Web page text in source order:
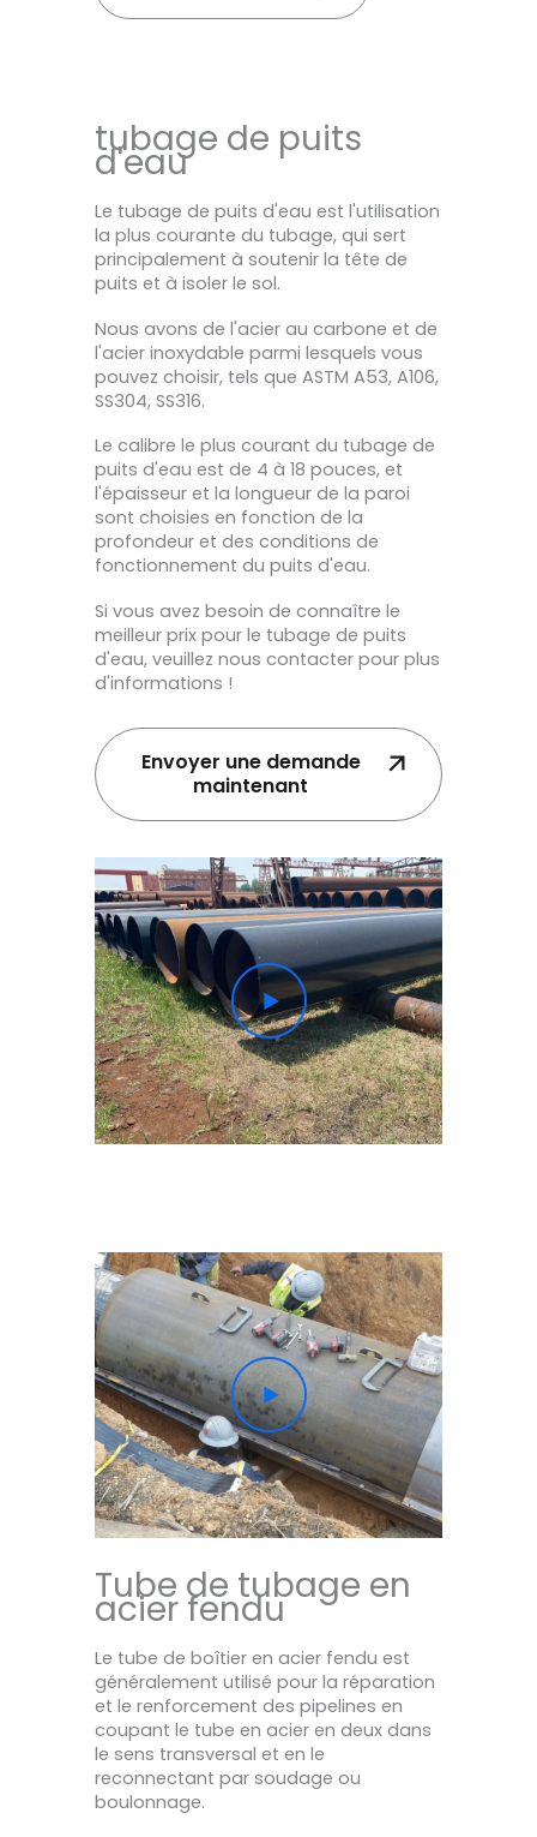
tubage de puits
d'eau
Le tubage de puits d'eau est l'utilisation
la plus courante du tubage, qui sert
principalement à soutenir la tête de
puits et à isoler le sol.
Nous avons de l'acier au carbone et de
l'acier inoxydable parmi lesquels vous
pouvez choisir, tels que ASTM A53, A106,
SS304, SS316.
Le calibre le plus courant du tubage de
puits d'eau est de 4 à 18 pouces, et
l'épaisseur et la longueur de la paroi
sont choisies en fonction de la
profondeur et des conditions de
fonctionnement du puits d'eau.
Si vous avez besoin de connaître le
meilleur prix pour le tubage de puits
d'eau, veuillez nous contacter pour plus
d'informations !
Envoyer une demande
maintenant
Tube de tubage en
acier fendu
Le tube de boîtier en acier fendu est
généralement utilisé pour la réparation
et le renforcement des pipelines en
coupant le tube en acier en deux dans
le sens transversal et en le
reconnectant par soudage ou
boulonnage.